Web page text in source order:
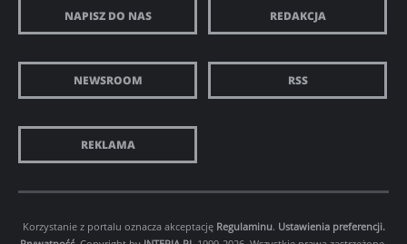
NAPISZ DO NAS REDAKCJA
NEWSROOM RSS
REKLAMA
Korzystanie z portalu oznacza akceptację Regulaminu. Ustawienia preferencji.